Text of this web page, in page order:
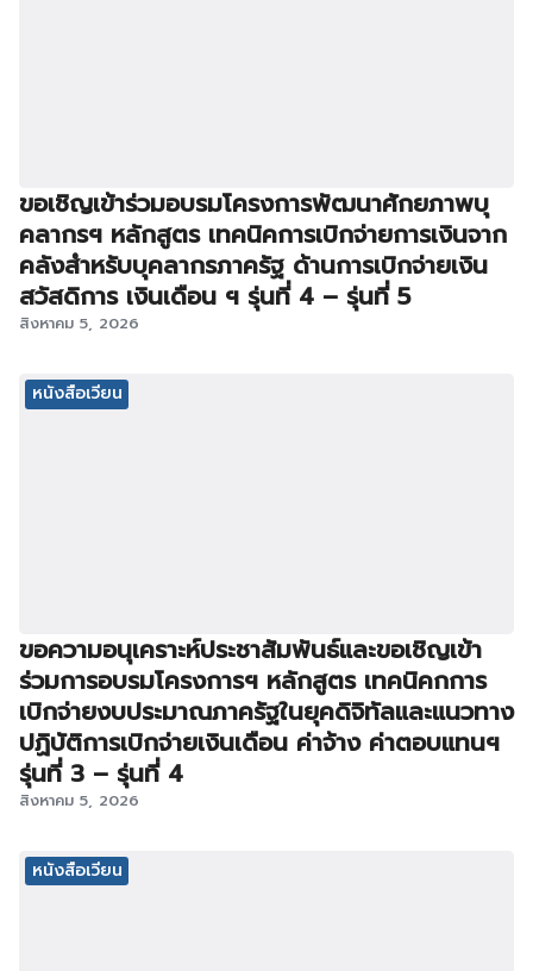
ขอเชิญเข้าร่วมอบรมโครงการพัฒนาศักยภาพบุ
คลากรฯ หลักสูตร เทคนิคการเบิกจ่ายการเงินจาก
คลังสำหรับบุคลากรภาครัฐ ด้านการเบิกจ่ายเงิน
สวัสดิการ เงินเดือน ฯ รุ่นที่ 4 – รุ่นที่ 5
สิงหาคม 5, 2026
หนังสือเวียน
ขอความอนุเคราะห์ประชาสัมพันธ์และขอเชิญเข้า
ร่วมการอบรมโครงการฯ หลักสูตร เทคนิคกการ
เบิกจ่ายงบประมาณภาครัฐในยุคดิจิทัลและแนวทาง
ปฏิบัติการเบิกจ่ายเงินเดือน ค่าจ้าง ค่าตอบแทนฯ
รุ่นที่ 3 – รุ่นที่ 4
สิงหาคม 5, 2026
หนังสือเวียน